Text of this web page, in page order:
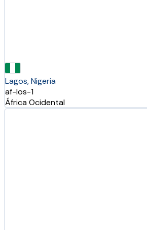
Lagos, Nigeria
af-los-1
África Ocidental